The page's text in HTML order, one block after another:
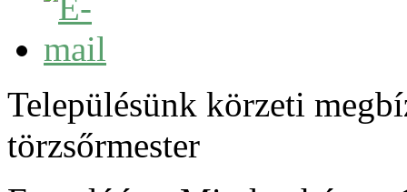
Településünk körzeti
törzsőrmester